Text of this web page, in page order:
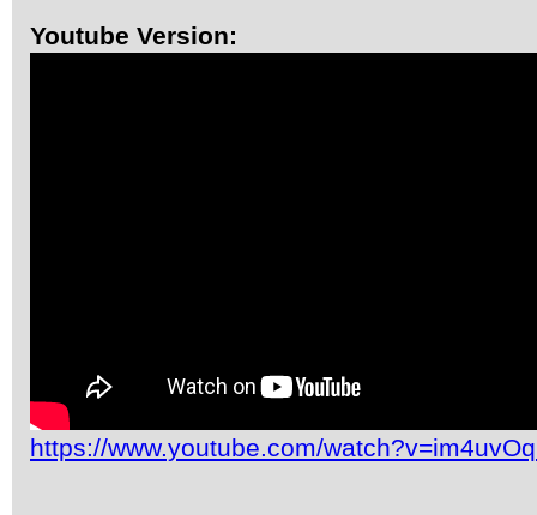
Youtube Version:
https://www.youtube.com/